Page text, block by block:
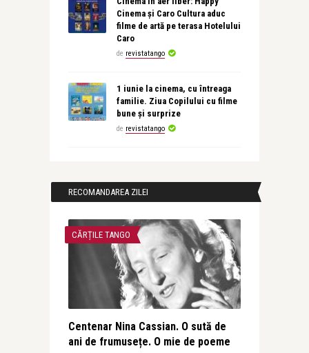
Cinema și Caro Cultura aduc
filme de artă pe terasa Hotelului
Caro
de revistatango
1 iunie la cinema, cu întreaga
familie. Ziua Copilului cu filme
bune și surprize
de revistatango
RECOMANDAREA ZILEI
CĂRȚILE TANGO
Centenar Nina Cassian. O sută de
ani de frumusețe. O mie de poeme